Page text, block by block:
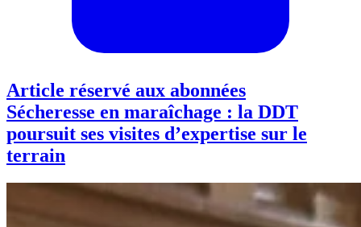
Article réservé aux abonnées
Sécheresse en maraîchage : la DDT
poursuit ses visites d’expertise sur le
terrain